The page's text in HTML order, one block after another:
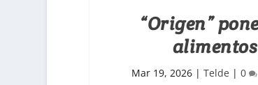
“Origen”
Mar 19, 2026| Telde | 0